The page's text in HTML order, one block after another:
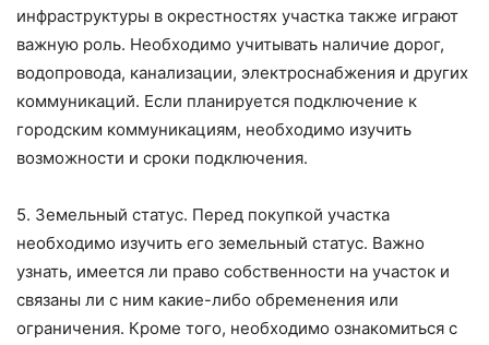
инфраструктуры в окрестностях участка также играют
важную роль. Необходимо учитывать наличие дорог,
водопровода, канализации, электроснабжения и других
коммуникаций. Если планируется подключение к
городским коммуникациям, необходимо изучить
возможности и сроки подключения.
5. Земельный статус. Перед покупкой участка
необходимо изучить его земельный статус. Важно
узнать, имеется ли право собственности на участок и
связаны ли с ним какие-либо обременения или
ограничения. Кроме того, необходимо ознакомиться с